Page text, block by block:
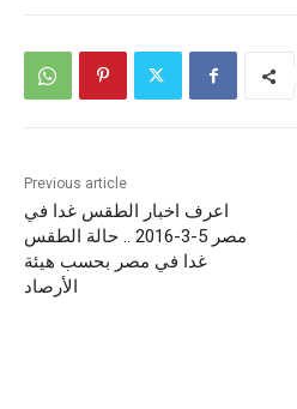
Previous article
اعرف اخبار الطقس غدا في
مصر 5-3-2016 .. حالة الطقس
غدا في مصر بحسب هيئة
الأرصاد